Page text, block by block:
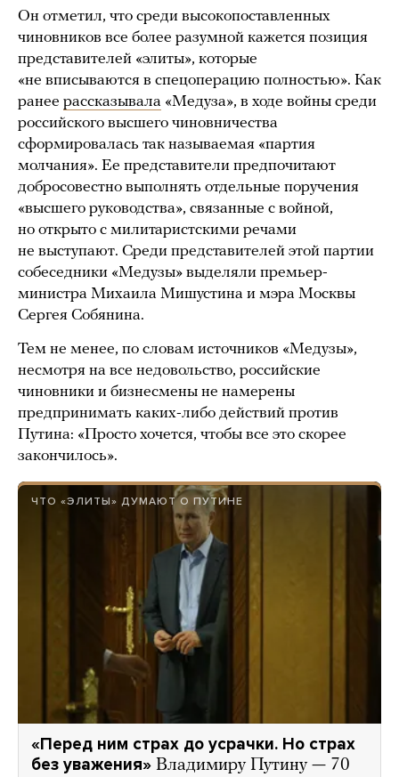
Он отметил, что среди высокопоставленных
чиновников все более разумной кажется позиция
представителей «элиты», которые
«не вписываются в спецоперацию полностью». Как
ранее рассказывала «Медуза», в ходе войны среди
российского высшего чиновничества
сформировалась так называемая «партия
молчания». Ее представители предпочитают
добросовестно выполнять отдельные поручения
«высшего руководства», связанные с войной,
но открыто с милитаристскими речами
не выступают. Среди представителей этой партии
собеседники «Медузы» выделяли премьер-
министра Михаила Мишустина и мэра Москвы
Сергея Собянина.
Тем не менее, по словам источников «Медузы»,
несмотря на все недовольство, российские
чиновники и бизнесмены не намерены
предпринимать каких-либо действий против
Путина: «Просто хочется, чтобы все это скорее
закончилось».
ЧТО «ЭЛИТЫ» ДУМАЮТ О ПУТИНЕ
«Перед ним страх до усрачки. Но страх
без уважения» Владимиру Путину — 70